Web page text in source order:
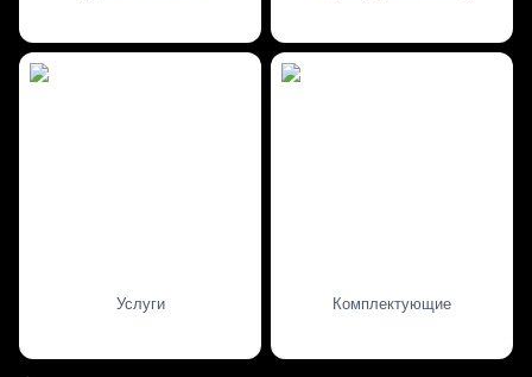
Услуги Комплектующие